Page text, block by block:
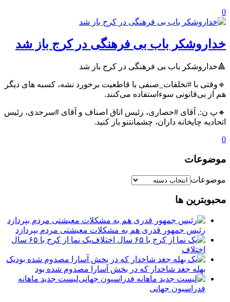
0
خداروشکر باب بی فرهنگی در کرج باز شد
🔺خداروشکر باب بی فرهنگی در کرج باز شد
🔹وقتی با #تخلفات_صنفی با قاطعیت برخورد نشه، کسبه های دیگر
هم از بی‌قانونی سوءاستفاده می‌کنند.
🔸پ ن:, آقای #حصاری، رئیس اتاق اصناف و آقای #سرحدی، رئیس
اتحادیه چایخانه داران، چشمانتنو باز کنید.
0
موضوعات
موضوعات
محبوبترین ها
رئیس جمهور قدری هم به مشکلات معیشتی مردم بپردازد
یک نما از کرج با ۶۵ سال
اختلاف
یک
بهله جغد شاخدار که در بخش آسارا مصدوم شده بود
لیست جدید ماهانه
فدراسیون جهانی